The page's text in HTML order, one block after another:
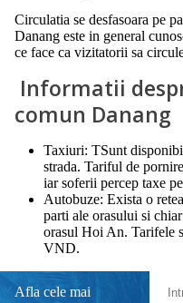
Circulatia se desfasoara pe
Danang este in general
ce face ca vizitatorii sa
Informatii
comun Danang
Taxiuri: TSunt
strada. Tariful de
iar soferii percep taxe
Autobuze: Exista o
parti ale orasului si
orasul Hoi An. Tarifele
VND.
Afla cele mai